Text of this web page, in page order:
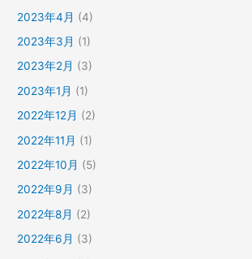
2023年4月 (4)
2023年3月 (1)
2023年2月 (3)
2023年1月 (1)
2022年12月 (2)
2022年11月 (1)
2022年10月 (5)
2022年9月 (3)
2022年8月 (2)
2022年6月 (3)